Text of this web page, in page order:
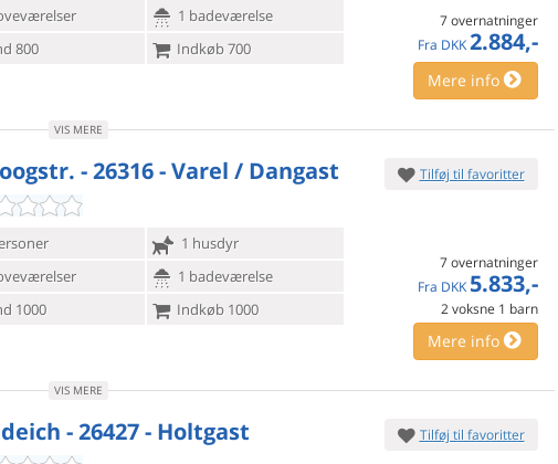
1 badeværelse
800
Indkøb 700
7 overnatninger
Fra DKK 2.884,-
Mere info
VIS MERE
- 26316 - Varel / Dangast
1 husdyr
1 badeværelse
1000
Indkøb 1000
Tilføj til favoritter
7 overnatninger
Fra DKK 5.833,-
2 voksne 1 barn
Mere info
VIS MERE
- 26427 - Holtgast Tilføj til favoritter